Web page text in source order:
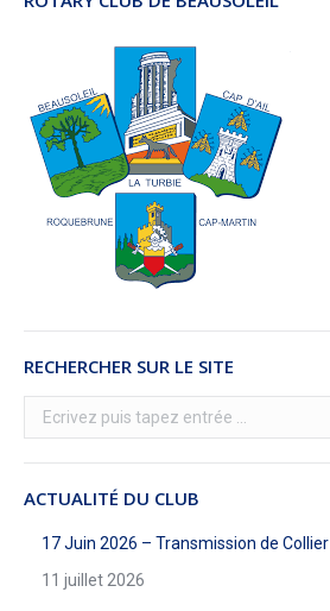
RECHERCHER SUR LE SITE
Recherche
:
ACTUALITÉ DU CLUB
17 Juin 2026 – Transmission de Collier
11 juillet 2026